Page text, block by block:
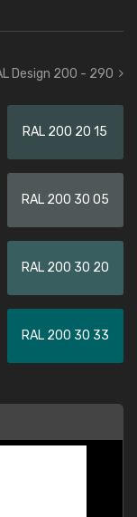
Design 200 - 290
RAL 200 20 15
RAL 200 30 05
RAL 200 30 20
RAL 200 30 33